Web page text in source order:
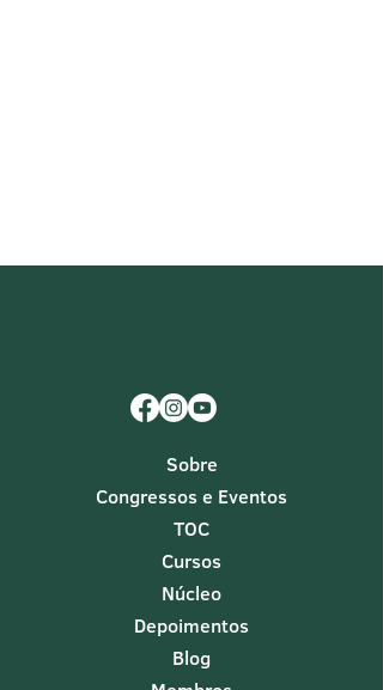
Sobre
Congressos e Eventos
TOC
Cursos
Núcleo
Depoimentos
Blog